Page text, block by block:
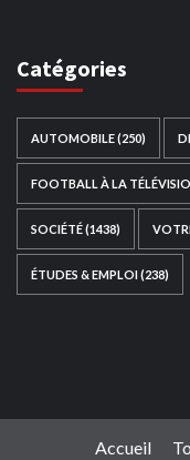
Catégories
AUTOMOBILE(250)
FOOTBALL À LA
SOCIÉTÉ(1438)
ÉTUDES & EMPLOI(238)
Accueil